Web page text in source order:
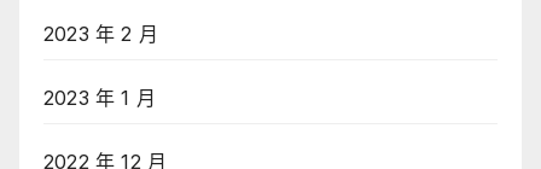
2023 年 2 月
2023 年 1 月
2022 年 12 月